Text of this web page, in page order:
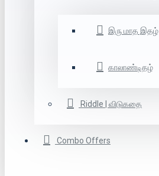
இரு மாத இதழ்
காலாண்டிதழ்
Riddle | விடுகதை
Combo Offers